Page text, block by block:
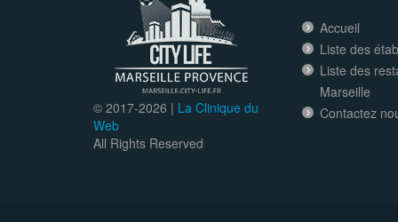
© 2017-2026 | La Clinique du
Web
All Rights Reserved
Accueil
Liste des
Liste des
Marseille
Contactez